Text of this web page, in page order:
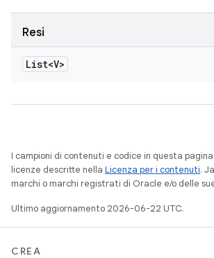
Resi
List<V>
I campioni di contenuti e codice in questa
licenze descritte nella Licenza per i contenuti.
marchi o marchi registrati di Oracle e/o delle
Ultimo aggiornamento 2026-06-22 UTC.
CREA